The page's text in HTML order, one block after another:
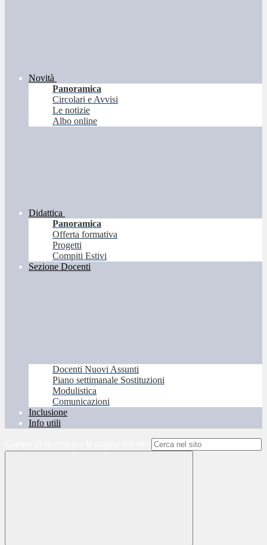
Novità
Panoramica
Circolari e Avvisi
Le notizie
Albo online
Didattica
Panoramica
Offerta formativa
Progetti
Compiti Estivi
Sezione Docenti
Docenti Nuovi Assunti
Piano settimanale Sostituzioni
Modulistica
Comunicazioni
Inclusione
Info utili